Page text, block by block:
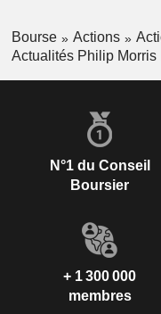
Bourse Actions
Actualités Philip Morris
N°1 du Conseil
Boursier
+ 1 300 000
membres